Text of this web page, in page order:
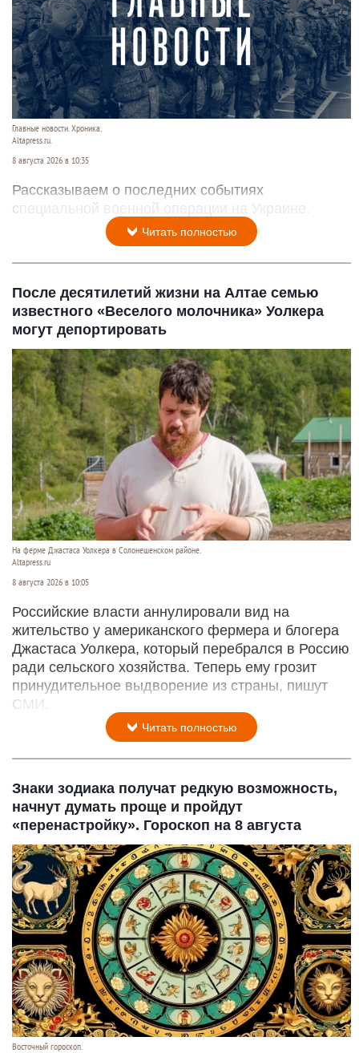
Главные новости. Хроника.
Altapress.ru.
8 августа 2026 в 10:35
Рассказываем о последних событиях
специальной военной операции на Украине.
Читать полностью
После десятилетий жизни на Алтае семью
известного «Веселого молочника» Уолкера
могут депортировать
На ферме Джастаса Уолкера в Солонешенском районе.
Altapress.ru
8 августа 2026 в 10:05
Российские власти аннулировали вид на
жительство у американского фермера и блогера
Джастаса Уолкера, который перебрался в Россию
ради сельского хозяйства. Теперь ему грозит
принудительное выдворение из страны, пишут
СМИ.
Читать полностью
Знаки зодиака получат редкую возможность,
начнут думать проще и пройдут
«перенастройку». Гороскоп на 8 августа
Восточный гороскоп.